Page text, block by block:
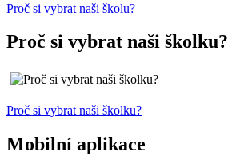
Proč si vybrat naši školu?
Proč si vybrat naši školku?
Proč si vybrat naši školku?
Mobilní aplikace